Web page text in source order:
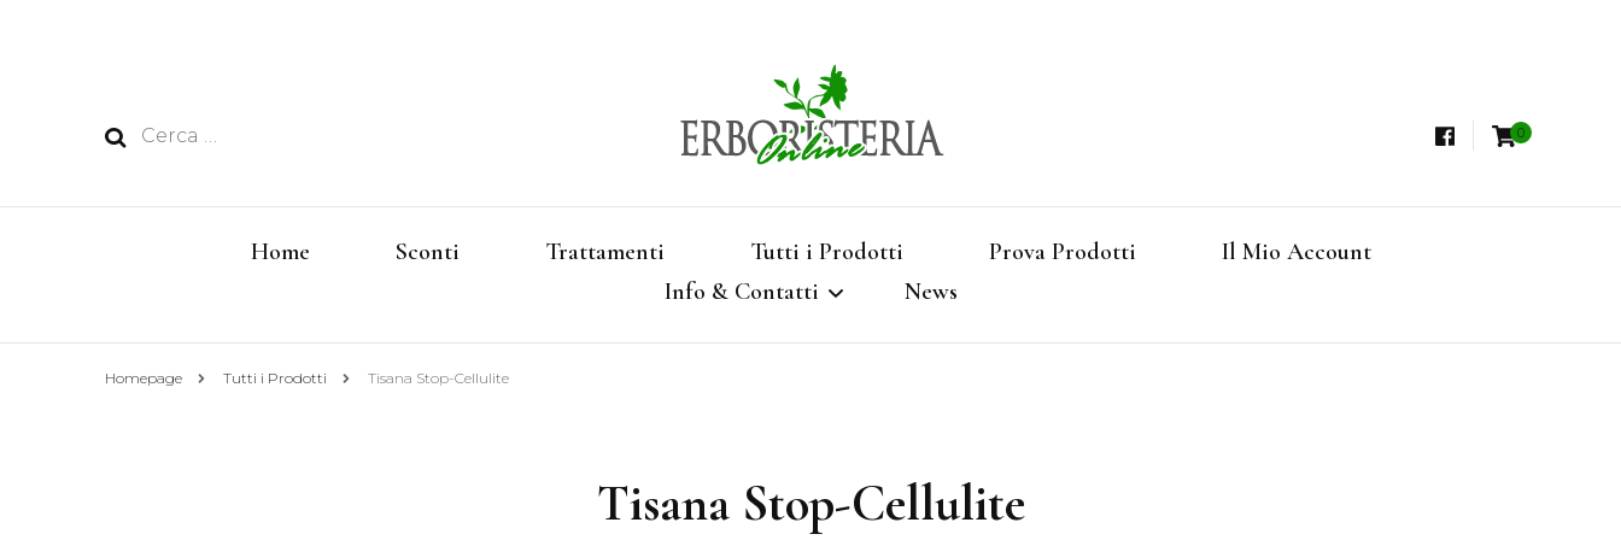
Ricerca
Erboristeria
Shop Online
Vendita di Botaniche, Erbe e Spezie Officinali, Tisane Terapeutiche Esclusive, Tè Pregiati
0
Home Sconti Trattamenti Tutti i Prodotti Prova Prodotti
Il Mio Account
Info & Contatti
Privacy e Cookies
News
Homepage Tutti i Prodotti Tisana Stop-Cellulite
Tisana Stop-Cellulite